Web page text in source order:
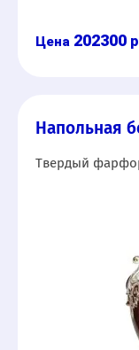
202300
Напольная
Твердый